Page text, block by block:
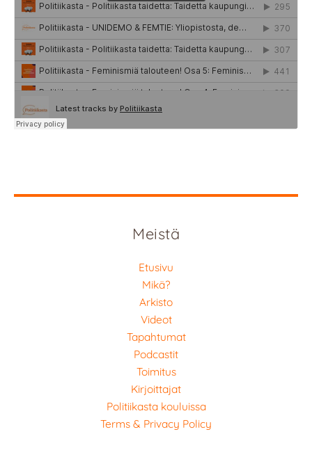
Meistä
Etusivu
Mikä?
Arkisto
Videot
Tapahtumat
Podcastit
Toimitus
Kirjoittajat
Politiikasta kouluissa
Terms & Privacy Policy